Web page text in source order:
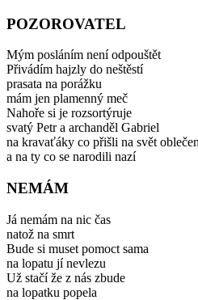
POZOROVATEL
Mým posláním není odpouštět
Přivádím hajzly do neštěstí
prasata na porážku
mám jen plamenný meč
Nahoře si je rozsortýruje
svatý Petr a archanděl Gabriel
na kravaťáky co přišli na svět
a na ty co se narodili nazí
NEMÁM
Já nemám na nic čas
natož na smrt
Bude si muset pomoct sama
na lopatu jí nevlezu
Už stačí že z nás zbude
na lopatku popela